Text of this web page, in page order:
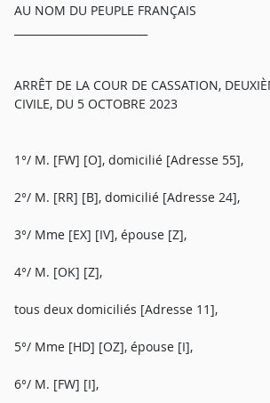
AU NOM DU PEUPLE FRANÇAIS
ARRÊT DE LA COUR DE CASSATION,
CIVILE, DU 5 OCTOBRE 2023
1°/ M. [FW] [O], domicilié [Adresse 55],
2°/ M. [RR] [B], domicilié [Adresse 24],
3°/ Mme [EX] [IV], épouse [Z],
4°/ M. [OK] [Z],
tous deux domiciliés [Adresse 11],
5°/ Mme [HD] [OZ], épouse [I],
6°/ M. [FW] [I],